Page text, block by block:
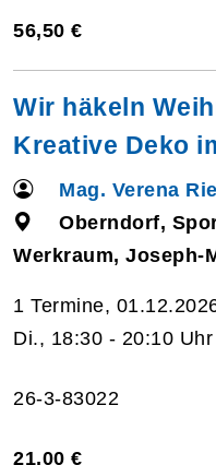
56,50 €
Wir häkeln
Kreative Deko
Mag. Verena
Oberndorf,
Werkraum, Joseph-
1 Termine,
Di., 18:30 - 20:10 Uhr
26-3-83022
21,00 €